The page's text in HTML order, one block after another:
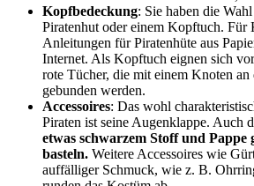
Kopfbedeckung: Sie haben die
Piratenhut oder einem Kopftuch. Für
Anleitungen für Piratenhüte aus
Internet. Als Kopftuch eignen sich
rote Tücher, die mit einem Knoten an
gebunden werden.
Accessoires: Das wohl
Piraten ist seine Augenklappe. Auch
etwas schwarzem Stoff und Pappe
basteln. Weitere Accessoires wie
auffälliger Schmuck, wie z. B.